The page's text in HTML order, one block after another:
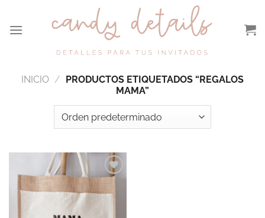
contenido
INICIO / PRODUCTOS ETIQUETADOS “REGALOS
MAMA”